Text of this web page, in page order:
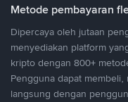
Metode pembayaran
Dipercaya oleh jutaan
menyediakan platform
kripto dengan 800+
Pengguna dapat
langsung dengan